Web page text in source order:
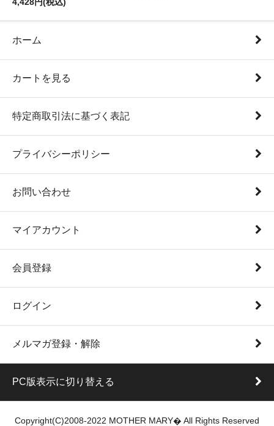
4,428円(税込)
ホーム
カートを見る
特定商取引法に基づく表記
プライバシーポリシー
お問い合わせ
マイアカウント
会員登録
ログイン
メルマガ登録・解除
PC版表示に切り替える
Copyright(C)2008-2022 MOTHER MARY� All Rights Reserved